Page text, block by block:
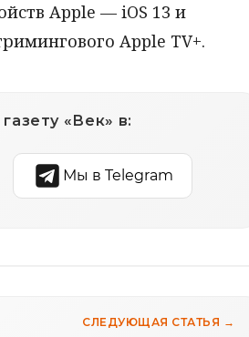
Apple — iOS 13 и
Apple TV+.
«Век» в:
Мы в Telegram
СЛЕДУЮЩАЯ СТАТЬЯ →